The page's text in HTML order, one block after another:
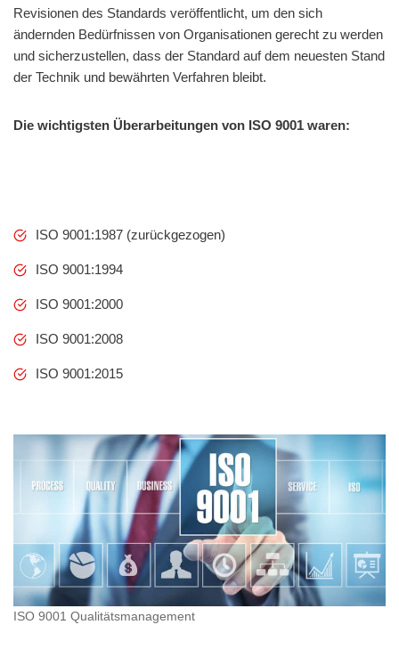
Revisionen des Standards veröffentlicht, um den sich
ändernden Bedürfnissen von Organisationen gerecht zu werden
und sicherzustellen, dass der Standard auf dem neuesten Stand
der Technik und bewährten Verfahren bleibt.
Die wichtigsten Überarbeitungen von ISO 9001 waren:
ISO 9001:1987 (zurückgezogen)
ISO 9001:1994
ISO 9001:2000
ISO 9001:2008
ISO 9001:2015
ISO 9001 Qualitätsmanagement